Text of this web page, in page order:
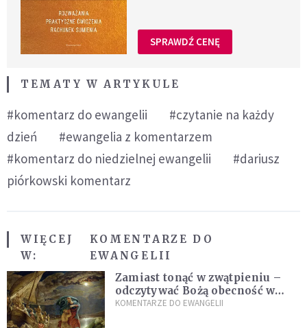
SPRAWDŹ CENĘ
TEMATY W ARTYKULE
#komentarz do ewangelii
#czytanie na każdy
dzień
#ewangelia z komentarzem
#komentarz do niedzielnej ewangelii
#dariusz
piórkowski komentarz
WIĘCEJ
W:
KOMENTARZE DO
EWANGELII
Zamiast tonąć w zwątpieniu –
odczytywać Bożą obecność w
burzach codziennego życia
KOMENTARZE DO EWANGELII